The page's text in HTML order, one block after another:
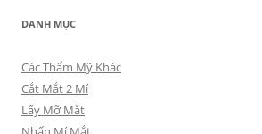
DANH MỤC
Các Thẩm Mỹ Khác
Cắt Mắt 2 Mí
Lấy Mỡ Mắt